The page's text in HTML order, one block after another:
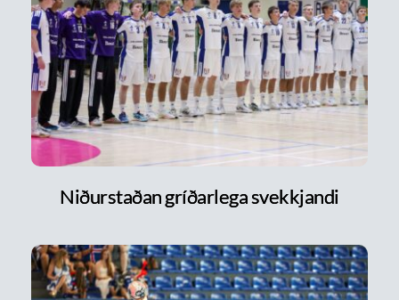
Niðurstaðan gríðarlega svekkjandi